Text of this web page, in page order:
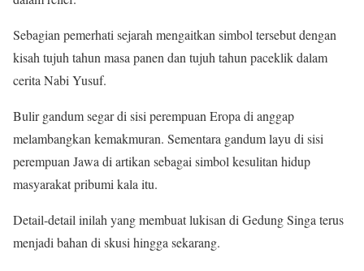
Sebagian pemerhati sejarah mengaitkan simbol tersebut dengan
kisah tujuh tahun masa panen dan tujuh tahun paceklik dalam
cerita Nabi Yusuf.
Bulir gandum segar di sisi perempuan Eropa di anggap
melambangkan kemakmuran. Sementara gandum layu di sisi
perempuan Jawa di artikan sebagai simbol kesulitan hidup
masyarakat pribumi kala itu.
Detail-detail inilah yang membuat lukisan di Gedung Singa terus
menjadi bahan di skusi hingga sekarang.